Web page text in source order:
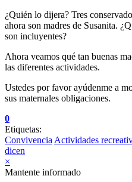
¿Quién lo dijera? Tres
ahora son madres de Susanita.
son incluyentes?
Ahora veamos qué tan buenas
las diferentes actividades.
Ustedes por favor ayúdenme a
sus maternales obligaciones.
0
Etiquetas:
Convivencia Actividades
dicen
×
Mantente informado